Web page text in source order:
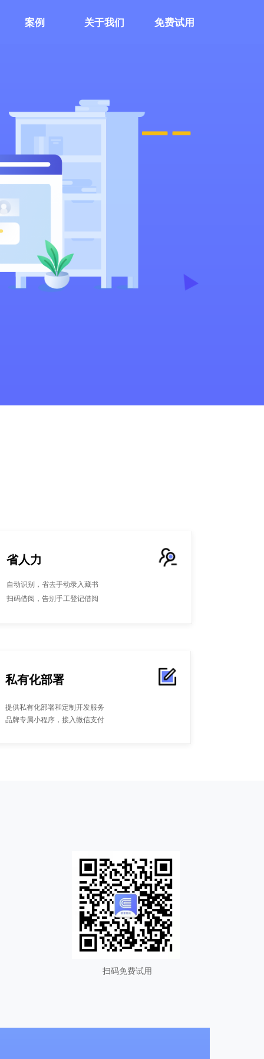
案例 关于我们 免费试用
自动识别，省去手动录入藏书
扫码借阅，告别手工登记借阅
省人力
提供私有化部署和定制开发服务
品牌专属小程序，接入微信支付
私有化部署
扫码免费试用